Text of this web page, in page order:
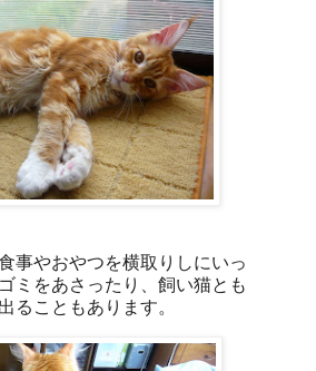
事やおやつを横取りしにいっ
ミをあさったり、飼い猫とも
ることもあります。